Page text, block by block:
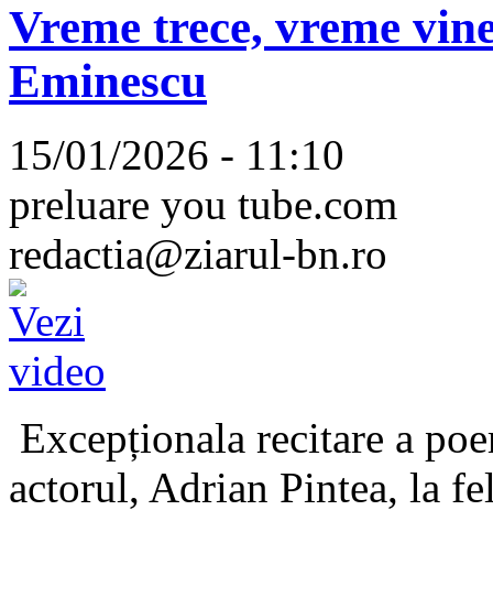
Vreme trece, vreme
Eminescu
15/01/2026 - 11:10
preluare you tube.com
redactia@ziarul-bn.ro
Excepționala recitare a
actorul, Adrian Pintea, la